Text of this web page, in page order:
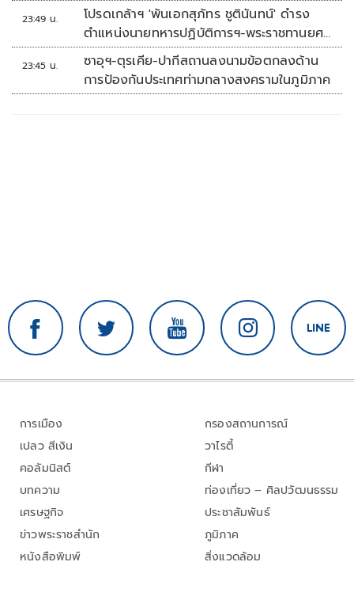
23:49 น.
โปรดเกล้าฯ 'พันเอกสุภัทร ชูตินันทน์' ดำรง
ตำแหน่งนายทหารปฏิบัติการฯ-พระราชทานยศ
'พลตรี'
23:45 น.
ซาอุฯ-ตุรเคีย-ปากีสถานลงนามข้อตกลงด้าน
การป้องกันประเทศท่ามกลางสงครามในภูมิภาค
การเมือง
เปลว สีเงิน
คอลัมนิสต์
บทความ
เศรษฐกิจ
ข่าวพระราชสำนัก
หนังสือพิมพ์
กรองสถานการณ์
วาไรตี้
กีฬา
ท่องเที่ยว – ศิลปวัฒนธรรม
ประชาสัมพันธ์
ภูมิภาค
สิ่งแวดล้อม